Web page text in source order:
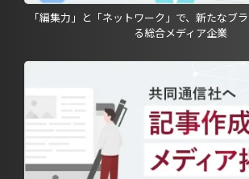
「編集力」と「ネットワーク」で、新たなブ
る総合メディア企業